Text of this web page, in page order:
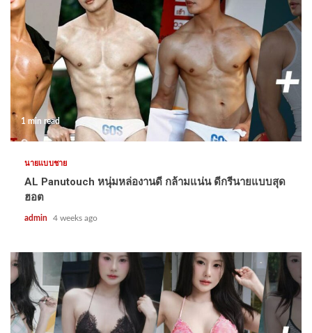
1 min read
นายแบบชาย
AL Panutouch หนุ่มหล่องานดี กล้ามแน่น ดีกรีนายแบบสุด
ฮอต
admin 4 weeks ago